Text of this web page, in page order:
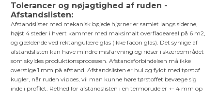
Tolerancer og nøjagtighed af ruden -
Afstandslisten:
Afstandslister med mekanisk bøjede hjørner er samlet langs siderne,
højst 4 steder i hvert kammer med maksimalt overfladeareal på 6 m2,
og gældende ved rektangulære glas (ikke facon glas). Det synlige af
afstandslisten kan have mindre misfarvning og ridser i skæreområdet
som skyldes produktionsprocessen. Afstandsforbindelsen må ikke
overstige 1 mm på afstand. Afstandslisten er hul og fyldt med tørstof
kugler, når ruden vippes, vil man kunne høre tørstoffet bevæge sig
inde i profilet. Rethed for afstandslisten i en termorude er +- 4 mm op